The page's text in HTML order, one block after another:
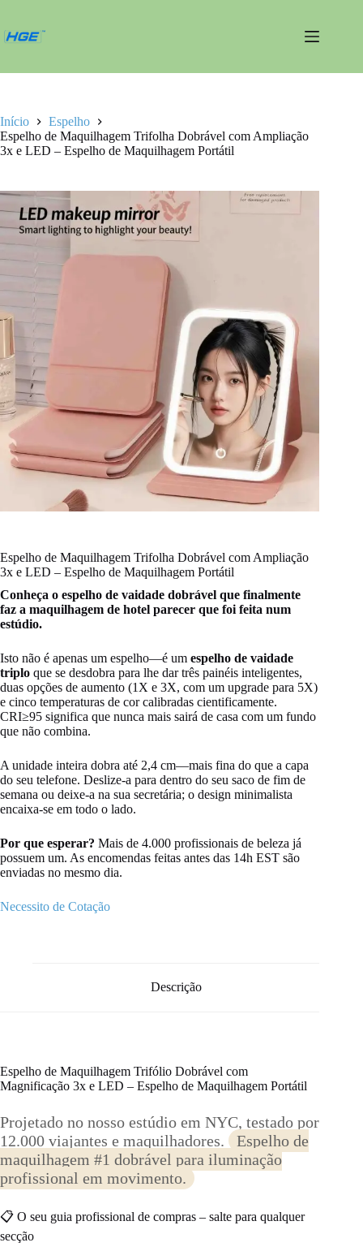
o
Início
Espelho
Espelho de Maquilhagem Trifolha Dobrável com Ampliação
3x e LED – Espelho de Maquilhagem Portátil
Espelho de Maquilhagem Trifolha Dobrável com Ampliação
3x e LED – Espelho de Maquilhagem Portátil
Conheça o espelho de vaidade dobrável que finalmente
faz a maquilhagem de hotel parecer que foi feita num
estúdio.
Isto não é apenas um espelho—é um espelho de vaidade
triplo que se desdobra para lhe dar três painéis inteligentes,
duas opções de aumento (1X e 3X, com um upgrade para 5X)
e cinco temperaturas de cor calibradas cientificamente.
CRI≥95 significa que nunca mais sairá de casa com um fundo
que não combina.
A unidade inteira dobra até 2,4 cm—mais fina do que a capa
do seu telefone. Deslize-a para dentro do seu saco de fim de
semana ou deixe-a na sua secretária; o design minimalista
encaixa-se em todo o lado.
Por que esperar? Mais de 4.000 profissionais de beleza já
possuem um. As encomendas feitas antes das 14h EST são
enviadas no mesmo dia.
Necessito de Cotação
Descrição
Espelho de Maquilhagem Trifólio Dobrável com
Magnificação 3x e LED – Espelho de Maquilhagem Portátil
Projetado no nosso estúdio em NYC, testado por
12.000 viajantes e maquilhadores.
Espelho de
maquilhagem #1 dobrável para iluminação
profissional em movimento.
📋 O seu guia profissional de compras – salte para qualquer
secção